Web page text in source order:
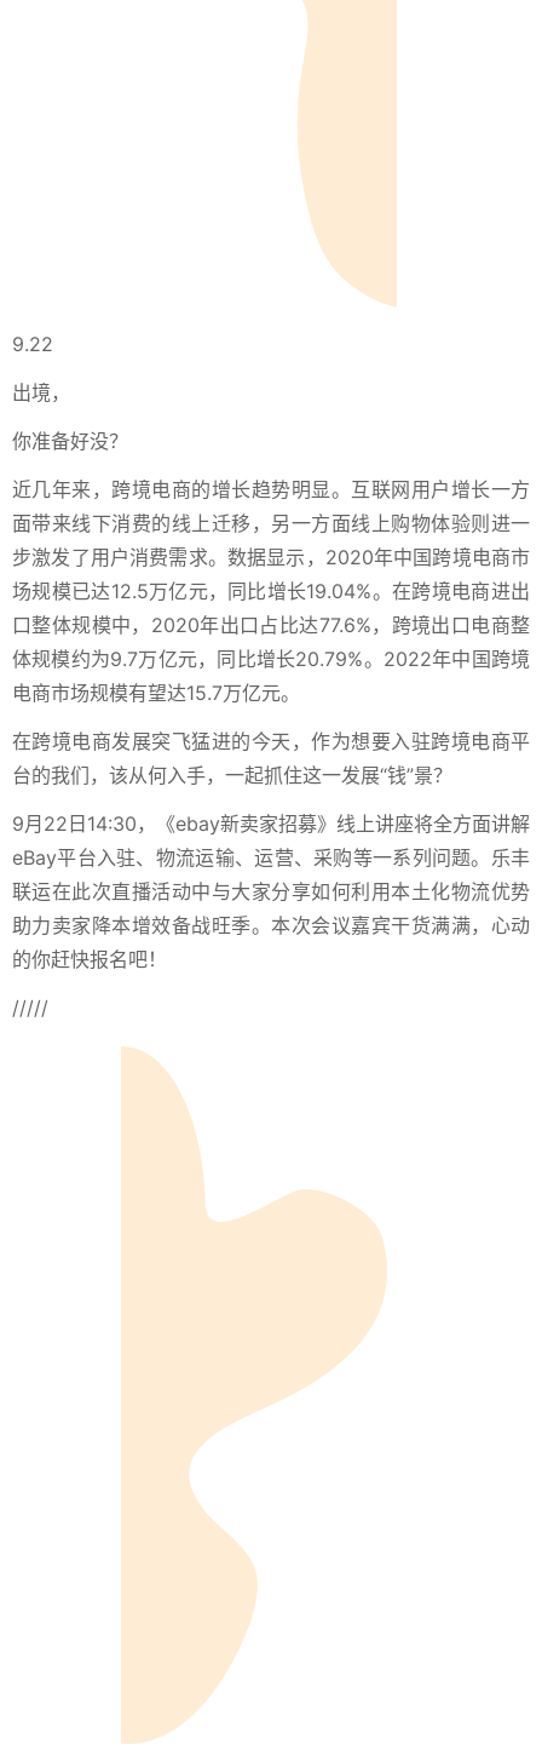
9.22
出境，
你准备好没？
近几年来，跨境电商的增长趋势明显。互联网用户增长一方
面带来线下消费的线上迁移，另一方面线上购物体验则进一
步激发了用户消费需求。数据显示，2020年中国跨境电商市
场规模已达12.5万亿元，同比增长19.04%。在跨境电商进出
口整体规模中，2020年出口占比达77.6%，跨境出口电商整
体规模约为9.7万亿元，同比增长20.79%。2022年中国跨境
电商市场规模有望达15.7万亿元。
在跨境电商发展突飞猛进的今天，作为想要入驻跨境电商平
台的我们，该从何入手，一起抓住这一发展“钱”景？
9月22日14:30，《ebay新卖家招募》线上讲座将全方面讲解
eBay平台入驻、物流运输、运营、采购等一系列问题。 乐丰
联运在此次直播活动中与大家分享如何利用本土化物流优势
助力卖家降本增效备战旺季。本次会议嘉宾干货满满，心动
的你赶快报名吧！
/////